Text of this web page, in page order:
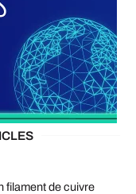
filament de cuivre